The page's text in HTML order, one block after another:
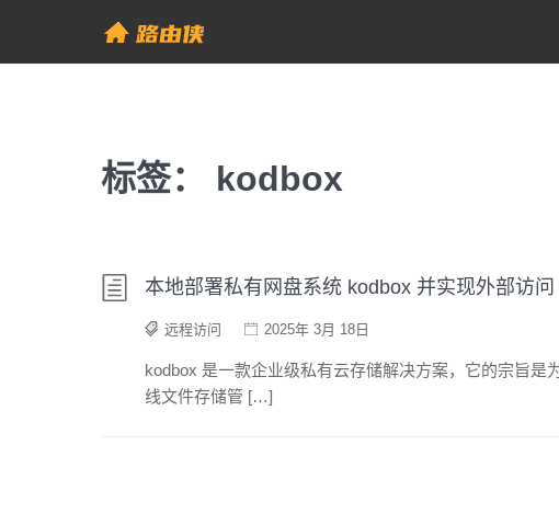
content
帮助中心 - 路由侠
标签： kodbox
本地部署私有网盘系统 kodbox 并实现外部访问
远程访问 2025年 3月 18日
kodbox 是一款企业级私有云存储解决方案，它的宗旨是
线文件存储管 […]